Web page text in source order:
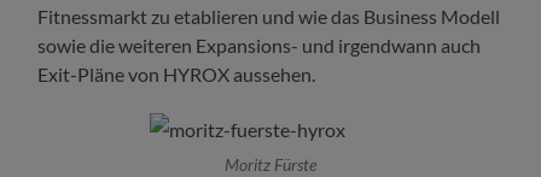
Fitnessmarkt zu etablieren und wie das Business Modell
sowie die weiteren Expansions- und irgendwann auch
Exit-Pläne von HYROX aussehen.
Moritz Fürste